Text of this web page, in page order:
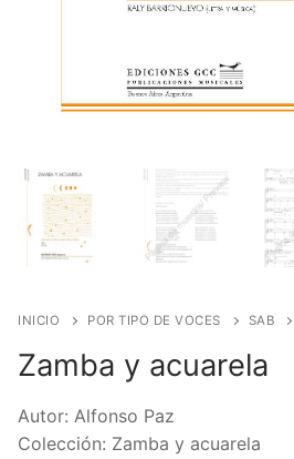
INICIO POR TIPO DE VOCES SAB
Zamba y acuarela
Autor: Alfonso Paz
Colección: Zamba y acuarela